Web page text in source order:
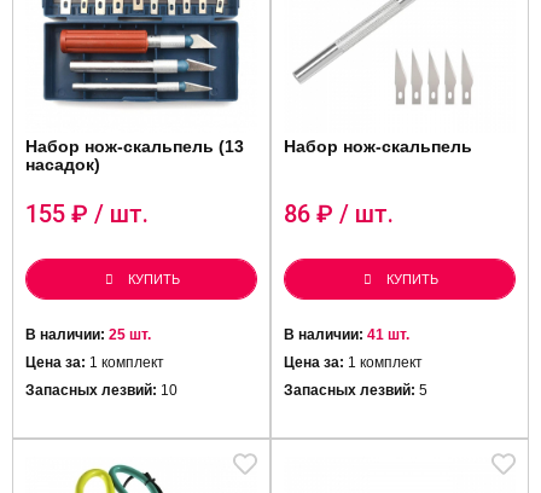
Набор нож-скальпель (13
насадок)
155 ₽ / шт.
КУПИТЬ
В наличии: 25 шт.
Цена за: 1 комплект
Запасных лезвий: 10
Набор нож-скальпель
86 ₽ / шт.
КУПИТЬ
В наличии: 41 шт.
Цена за: 1 комплект
Запасных лезвий: 5